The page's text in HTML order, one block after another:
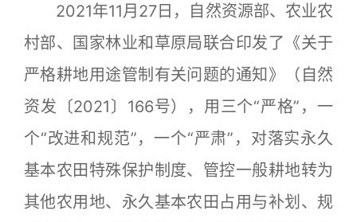
2021年11月27日，自然资源部、农业农
村部、国家林业和草原局联合印发了《关于
严格耕地用途管制有关问题的通知》（自然
资发〔2021〕166号），用三个“严格”，一
个“改进和规范”，一个“严肃”，对落实永久
基本农田特殊保护制度、管控一般耕地转为
其他农用地、永久基本农田占用与补划、规